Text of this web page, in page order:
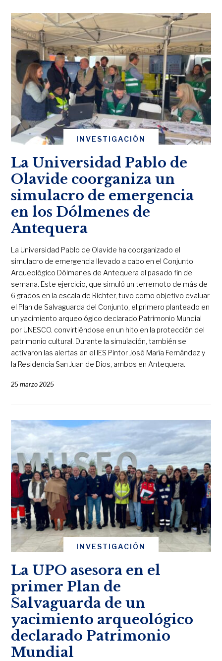
INVESTIGACIÓN
La Universidad Pablo de
Olavide coorganiza un
simulacro de emergencia
en los Dólmenes de
Antequera
La Universidad Pablo de Olavide ha coorganizado el
simulacro de emergencia llevado a cabo en el Conjunto
Arqueológico Dólmenes de Antequera el pasado fin de
semana. Este ejercicio, que simuló un terremoto de más de
6 grados en la escala de Richter, tuvo como objetivo evaluar
el Plan de Salvaguarda del Conjunto, el primero planteado en
un yacimiento arqueológico declarado Patrimonio Mundial
por UNESCO. convirtiéndose en un hito en la protección del
patrimonio cultural. Durante la simulación, también se
activaron las alertas en el IES Pintor José María Fernández y
la Residencia San Juan de Dios, ambos en Antequera.
25 marzo 2025
INVESTIGACIÓN
La UPO asesora en el
primer Plan de
Salvaguarda de un
yacimiento arqueológico
declarado Patrimonio
Mundial